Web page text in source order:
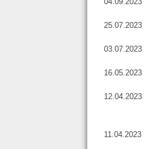
25.07.2023
03.07.2023
16.05.2023
12.04.2023
11.04.2023